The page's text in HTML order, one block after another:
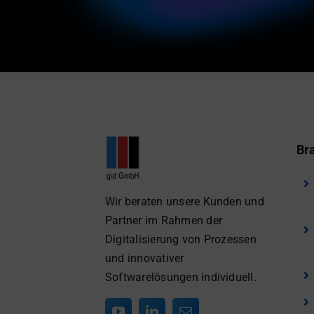
Wir beraten unsere Kunden und
Partner im Rahmen der
Digitalisierung von Prozessen
und innovativer
Softwarelösungen individuell.